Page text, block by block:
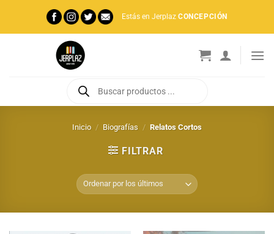
contenido
Estás en Jerplaz CONCEPCIÓN
productos
Inicio / Biografías / Relatos Cortos
FILTRAR